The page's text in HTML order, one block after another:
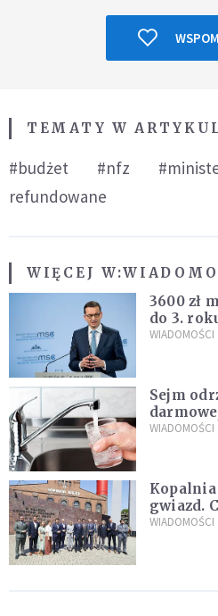
TEMATY W
#budżet #nfz
refundowane
WIĘCEJ W:
3600 zł
do 3.
WIADOMOŚCI
Sejm
WIADOMOŚCI
Kopalnia
gwiazd.
„Dolina
WIADOMOŚCI